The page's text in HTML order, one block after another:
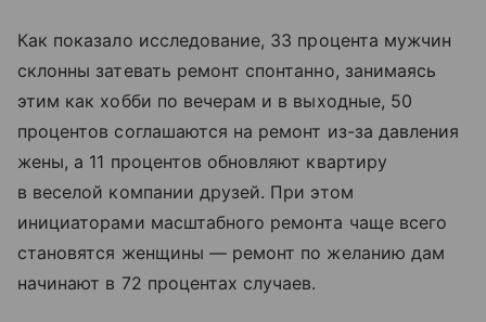
Как показало исследование, 33 процента мужчин
склонны затевать ремонт спонтанно, занимаясь
этим как хобби по вечерам и в выходные, 50
процентов соглашаются на ремонт из-за давления
жены, а 11 процентов обновляют квартиру
в веселой компании друзей. При этом
инициаторами масштабного ремонта чаще всего
становятся женщины — ремонт по желанию дам
начинают в 72 процентах случаев.